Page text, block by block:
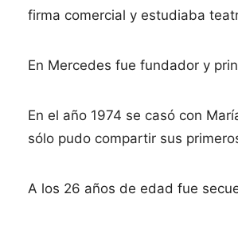
firma comercial y estudiaba
En Mercedes fue fundador y
En el año 1974 se casó con
sólo pudo compartir sus
A los 26 años de edad fue